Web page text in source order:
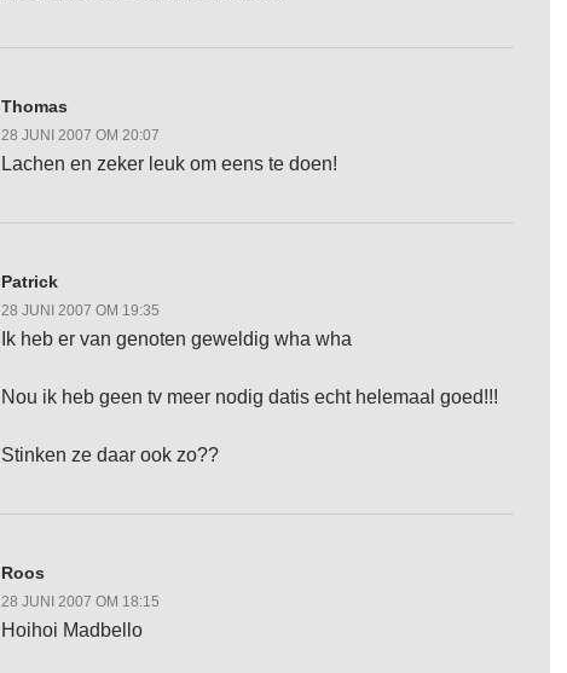
Thomas
28 JUNI 2007 OM 20:07
Lachen en zeker leuk om eens te doen!
Patrick
28 JUNI 2007 OM 19:35
Ik heb er van genoten geweldig wha wha
Nou ik heb geen tv meer nodig datis echt helemaal goed!!!
Stinken ze daar ook zo??
Roos
28 JUNI 2007 OM 18:15
Hoihoi Madbello